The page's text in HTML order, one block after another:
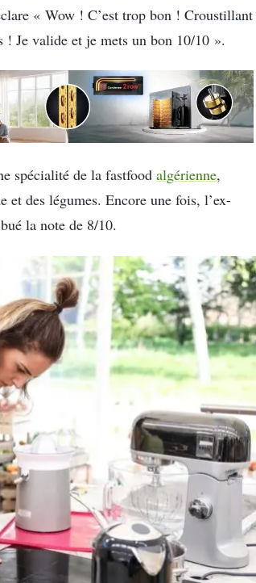
« Wow ! C’est trop bon ! Croustillant
Je valide et je mets un bon 10/10 ».
spécialité de la fastfood algérienne,
et des légumes. Encore une fois, l’ex-
la note de 8/10.